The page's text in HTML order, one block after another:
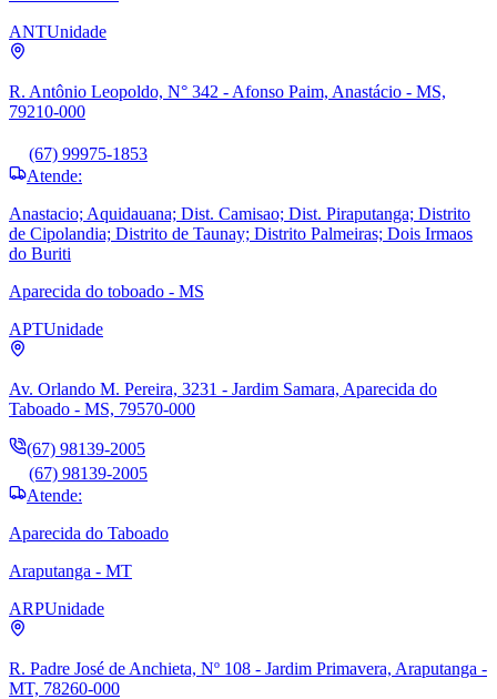
ANTUnidade
R. Antônio Leopoldo, N° 342 - Afonso Paim, Anastácio - MS,
79210-000
(67) 99975-1853
Atende:
Anastacio; Aquidauana; Dist. Camisao; Dist. Piraputanga; Distrito
de Cipolandia; Distrito de Taunay; Distrito Palmeiras; Dois Irmaos
do Buriti
Aparecida do toboado - MS
APTUnidade
Av. Orlando M. Pereira, 3231 - Jardim Samara, Aparecida do
Taboado - MS, 79570-000
(67) 98139-2005
(67) 98139-2005
Atende:
Aparecida do Taboado
Araputanga - MT
ARPUnidade
R. Padre José de Anchieta, Nº 108 - Jardim Primavera, Araputanga -
MT, 78260-000